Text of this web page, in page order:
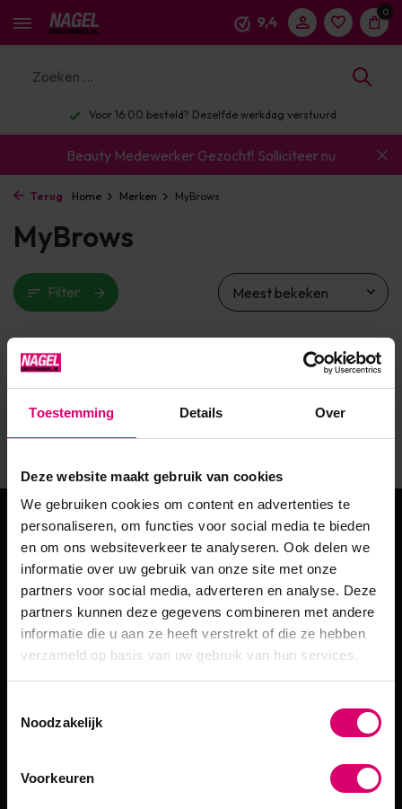
Toestemming Details Over
Deze website maakt gebruik van cookies
We gebruiken cookies om content en advertenties te
personaliseren, om functies voor social media te bieden
en om ons websiteverkeer te analyseren. Ook delen we
informatie over uw gebruik van onze site met onze
partners voor social media, adverteren en analyse. Deze
partners kunnen deze gegevens combineren met andere
informatie die u aan ze heeft verstrekt of die ze hebben
verzameld op basis van uw gebruik van hun services.
Noodzakelijk
Voorkeuren
9,4
0
Voor 16:00 besteld? Dezelfde werkdag verstuurd
Beauty Medewerker Gezocht! Solliciteer nu
Terug Home Merken MyBrows
MyBrows
Filter
0 producten Toon:
Geen producten gevonden!...
Meld je aan voor de
nieuwsbrief!
Ontvang €5,- korting en blijf op de hoogte van onze laatste
acties en aanbiedingen!
Abonneer